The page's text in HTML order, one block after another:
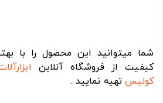
شما میتوانید این محصول را با
کیفیت از فروشگاه آنلاین
کولیستهیه نمایید .